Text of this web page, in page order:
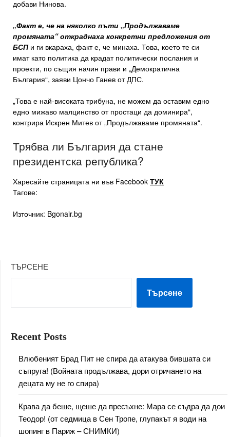
добави Нинова.
„Факт е, че на няколко пъти „Продължаваме
промяната“ откраднаха конкретни предложения от
БСПи ги вкараха, факт е, че минаха. Това, което те си
имат като политика да крадат политически послания и
проекти, по същия начин прави и „Демократична
България“, заяви Цончо Ганев от ДПС.
„Това е най-високата трибуна, не можем да оставим едно
едно мижаво малцинство от простаци да доминира“,
контрира Искрен Митев от „Продължаваме промяната“.
Трябва ли България да стане
президентска република?
Харесайте страницата ни във Facebook ТУК
Тагове:
Източник: Bgonair.bg
ТЪРСЕНЕ
Търсене
Recent Posts
Влюбеният Брад Пит не спира да атакува бившата си
съпруга! (Войната продължава, дори отричането на
децата му не го спира)
Крава да беше, щеше да пресъхне: Мара се съдра да дои
Теодор! (от седмица в Сен Тропе, глупакът я води на
шопинг в Париж – СНИМКИ)